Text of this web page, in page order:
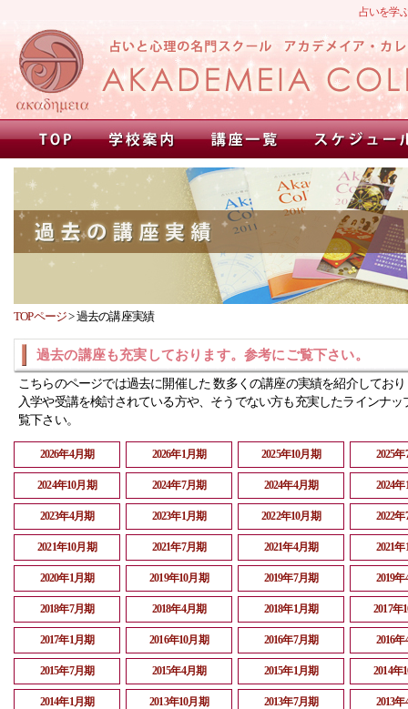
占いを学
TOPページ>過去の講座実績
過去の講座も充実しております。参考にご覧下さい。
こちらのページでは過去に開催した 数多くの講座の実績を紹介してお
入学や受講を検討されている方や、そうでない方も充実したラインナッ
覧下さい。
2026年4月期 2026年1月期 2025年10月期 2025
2024年10月期 2024年7月期 2024年4月期 2024
2023年4月期 2023年1月期 2022年10月期 2022
2021年10月期 2021年7月期 2021年4月期 2021
2020年1月期 2019年10月期 2019年7月期 2019
2018年7月期 2018年4月期 2018年1月期 2017年
2017年1月期 2016年10月期 2016年7月期 2016
2015年7月期 2015年4月期 2015年1月期 2014年
2014年1月期 2013年10月期 2013年7月期 2013